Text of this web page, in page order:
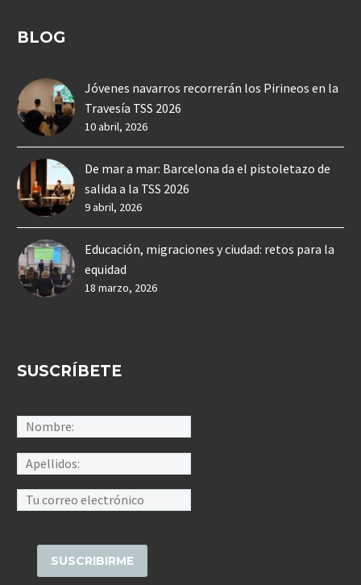
BLOG
Jóvenes navarros recorrerán los Pirineos en la
Travesía TSS 2026
10 abril, 2026
De mar a mar: Barcelona da el pistoletazo de
salida a la TSS 2026
9 abril, 2026
Educación, migraciones y ciudad: retos para la
equidad
18 marzo, 2026
SUSCRÍBETE